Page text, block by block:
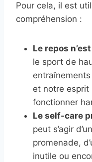
Pour cela, il est
compréhension :
Le repos
le sport de
et notre esprit
fonctionner
Le self-care
peut s’agir
promenade,
inutile ou